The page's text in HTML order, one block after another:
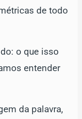
de todo
o que isso
entender
da palavra,